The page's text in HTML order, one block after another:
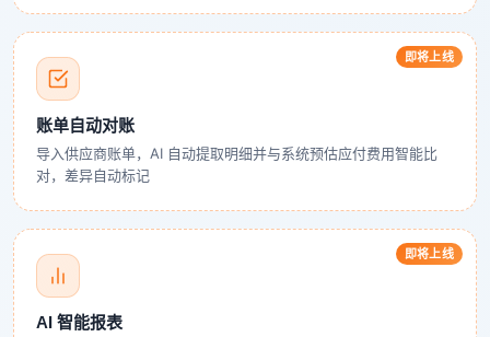
即将上线
账单自动对账
导入供应商账单，AI 自动提取明细并与系统预估应付费用智能比
对，差异自动标记
即将上线
AI 智能报表